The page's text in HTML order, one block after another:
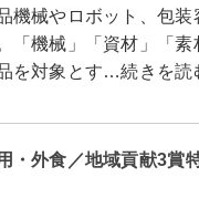
機械やロボット、包
「機械」「資材」「
を対象とす…続きを読
・外食／地域貢献3賞